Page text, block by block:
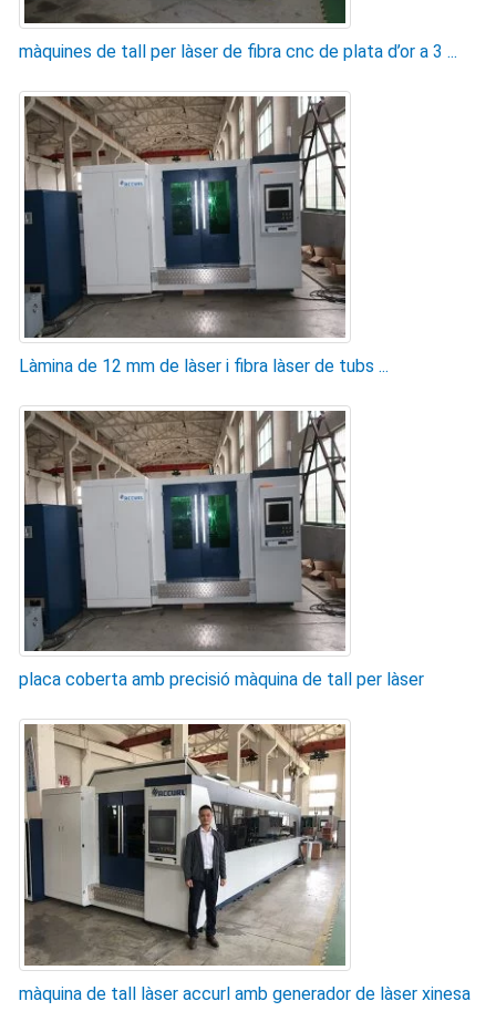
màquines de tall per làser de fibra cnc de plata d’or a 3 ...
Làmina de 12 mm de làser i fibra làser de tubs ...
placa coberta amb precisió màquina de tall per làser
màquina de tall làser accurl amb generador de làser xinesa